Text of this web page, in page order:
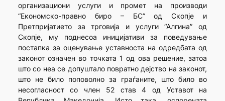
организациони услуги и промет на производи
“Економско-правно биро – БС” од Скопје и
Претпријатието за трговија и услуги “Алгина” од
Скопје, му поднесоа иницијативи за поведување
постапка за оценување уставноста на одредбата од
законот означен во точката 1 од ова решение, затоа
што со неа се допуштало повратно дејство на законот,
што не било поповолно за граѓаните, што било во
несогласност со член 52 став 4 од Уставот на